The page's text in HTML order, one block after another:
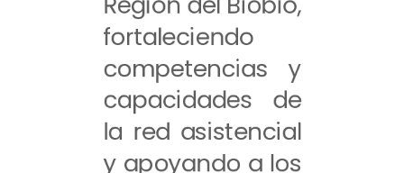
fortaleciendo
competencias y
capacidades de
la red asistencial
y apoyando a los